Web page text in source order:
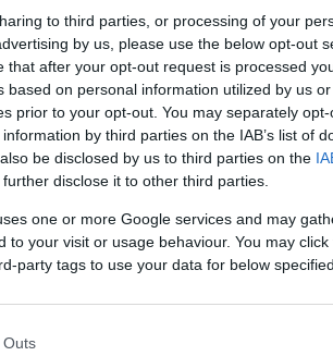
to third parties, or processing of your
by us, please use the below opt-out
that after your opt-out request is processed
based on personal information utilized by us
prior to your opt-out. You may separately
by third parties on the IAB’s list of
be disclosed by us to third parties on the
disclose it to other third parties.
one or more Google services and may
to your visit or usage behaviour. You may
party tags to use your data for below
Outs
εβδομάδες πριν από την
Mahsa Amini, μιας νεαρής